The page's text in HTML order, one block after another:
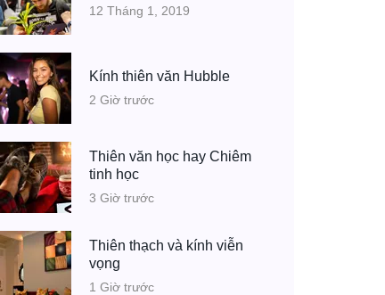
12 Tháng 1, 2019
Kính thiên văn Hubble
2 Giờ trước
Thiên văn học hay Chiêm
tinh học
3 Giờ trước
Thiên thạch và kính viễn
vọng
1 Giờ trước